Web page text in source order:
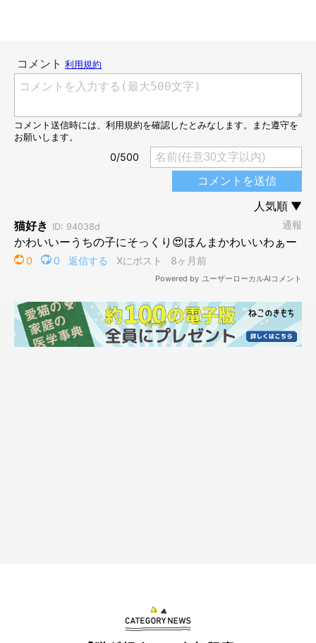
「洗剤を使ってぬいぐるみを洗っていたので、誤ってなめたり、
水に飛び込んだりしないよう洗面所から出てもらっていました。
た」
そして、飼い主さんがぬいぐるみを干すと、写真のように下へや
って来て前足を伸ばし始めたといいます。
飼い主さん：
「『お友だちの様子が普段と違うことに気づいたのかな』と思っ
て感心したのと、干したてでバランスがよく除湿機の上に設置で
きたところだったので、『あまり触らないで～』と思いました」